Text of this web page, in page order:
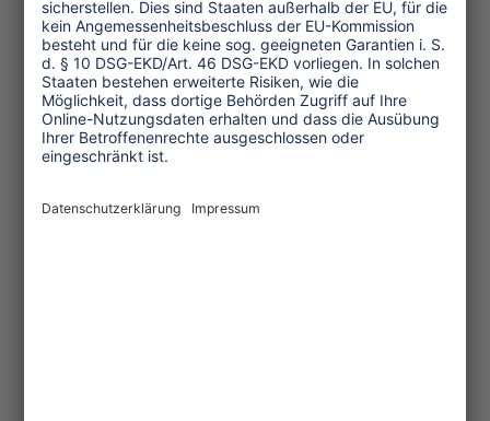
Tourismuspolitik
Kultur und Religion
Umwelt und Klima
Wirtschaft